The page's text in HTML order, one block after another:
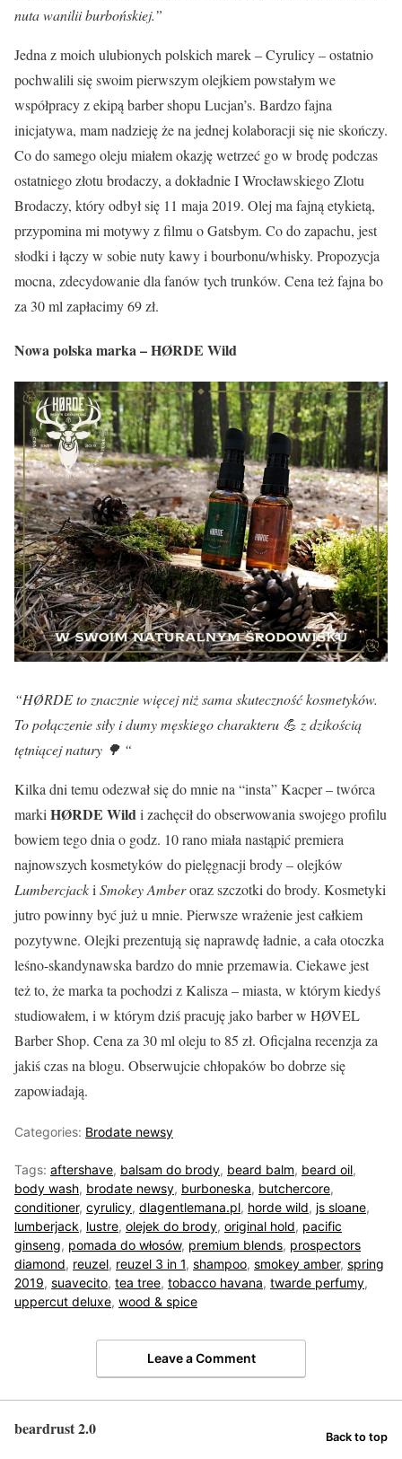
nuta wanilii burbońskiej.”
Jedna z moich ulubionych polskich marek – Cyrulicy – ostatnio
pochwalili się swoim pierwszym olejkiem powstałym we
współpracy z ekipą barber shopu Lucjan’s. Bardzo fajna
inicjatywa, mam nadzieję że na jednej kolaboracji się nie skończy.
Co do samego oleju miałem okazję wetrzeć go w brodę podczas
ostatniego złotu brodaczy, a dokładnie I Wrocławskiego Zlotu
Brodaczy, który odbył się 11 maja 2019. Olej ma fajną etykietą,
przypomina mi motywy z filmu o Gatsbym. Co do zapachu, jest
słodki i łączy w sobie nuty kawy i bourbonu/whisky. Propozycja
mocna, zdecydowanie dla fanów tych trunków. Cena też fajna bo
za 30 ml zapłacimy 69 zł.
Nowa polska marka – HØRDE Wild
“HØRDE to znacznie więcej niż sama skuteczność kosmetyków.
To połączenie siły i dumy męskiego charakteru 💪 z dzikością
tętniącej natury 🌳 “
Kilka dni temu odezwał się do mnie na “insta” Kacper – twórca
marki HØRDE Wildi zachęcił do obserwowania swojego profilu
bowiem tego dnia o godz. 10 rano miała nastąpić premiera
najnowszych kosmetyków do pielęgnacji brody – olejków
Lumbercjacki Smokey Amberoraz szczotki do brody. Kosmetyki
jutro powinny być już u mnie. Pierwsze wrażenie jest całkiem
pozytywne. Olejki prezentują się naprawdę ładnie, a cała otoczka
leśno-skandynawska bardzo do mnie przemawia. Ciekawe jest
też to, że marka ta pochodzi z Kalisza – miasta, w którym kiedyś
studiowałem, i w którym dziś pracuję jako barber w HØVEL
Barber Shop. Cena za 30 ml oleju to 85 zł. Oficjalna recenzja za
jakiś czas na blogu. Obserwujcie chłopaków bo dobrze się
zapowiadają.
Categories: Brodate newsy
Tags: aftershave, balsam do brody, beard balm, beard oil,
body wash, brodate newsy, burboneska, butchercore,
conditioner, cyrulicy, dlagentlemana.pl, horde wild, js sloane,
lumberjack, lustre, olejek do brody, original hold, pacific
ginseng, pomada do włosów, premium blends, prospectors
diamond, reuzel, reuzel 3 in 1, shampoo, smokey amber, spring
2019, suavecito, tea tree, tobacco havana, twarde perfumy,
uppercut deluxe, wood & spice
Leave a Comment
beardrust 2.0 Back to top